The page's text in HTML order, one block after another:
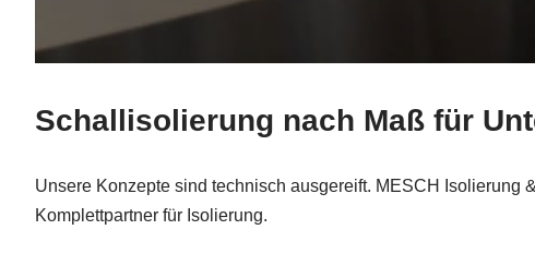
Schallisolierung nach Maß für
Unsere Konzepte sind technisch ausgereift. MESCH
Komplettpartner für Isolierung.